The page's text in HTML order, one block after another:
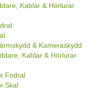
Kablar & Hörlurar
& Kameraskydd
Kablar & Hörlurar
Fodral
Skal